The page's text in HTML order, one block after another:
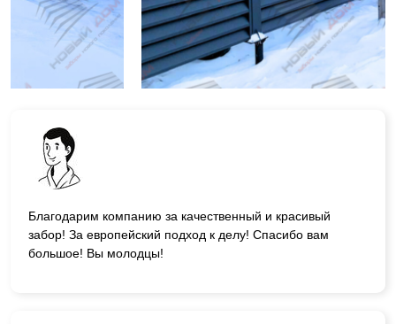
Благодарим компанию за качественный и красивый
забор! За европейский подход к делу! Спасибо вам
большое! Вы молодцы!